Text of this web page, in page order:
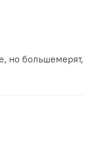
но большемерят,